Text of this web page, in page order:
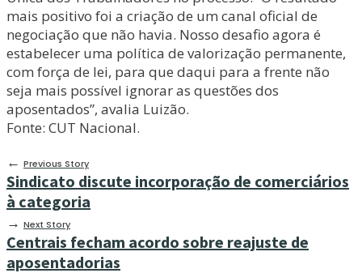
mais positivo foi a criação de um canal oficial de
negociação que não havia. Nosso desafio agora é
estabelecer uma política de valorização permanente,
com força de lei, para que daqui para a frente não
seja mais possível ignorar as questões dos
aposentados”, avalia Luizão.
Fonte: CUT Nacional.
← Previous Story
Sindicato discute incorporação de comerciários
à categoria
→ Next Story
Centrais fecham acordo sobre reajuste de
aposentadorias